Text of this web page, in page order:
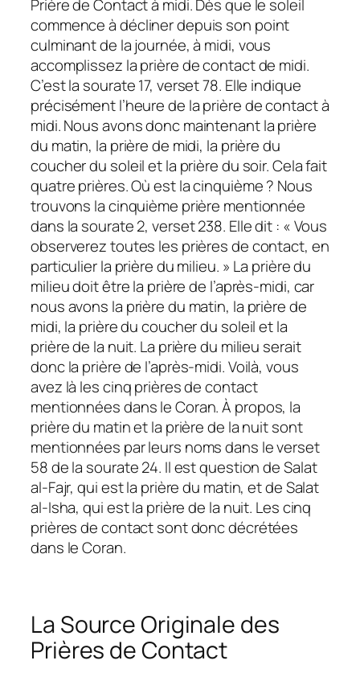
Prière de Contact à midi. Dès que le soleil
commence à décliner depuis son point
culminant de la journée, à midi, vous
accomplissez la prière de contact de midi.
C’est la sourate 17, verset 78. Elle indique
précisément l’heure de la prière de contact à
midi. Nous avons donc maintenant la prière
du matin, la prière de midi, la prière du
coucher du soleil et la prière du soir. Cela fait
quatre prières. Où est la cinquième ? Nous
trouvons la cinquième prière mentionnée
dans la sourate 2, verset 238. Elle dit : « Vous
observerez toutes les prières de contact, en
particulier la prière du milieu. » La prière du
milieu doit être la prière de l’après-midi, car
nous avons la prière du matin, la prière de
midi, la prière du coucher du soleil et la
prière de la nuit. La prière du milieu serait
donc la prière de l’après-midi. Voilà, vous
avez là les cinq prières de contact
mentionnées dans le Coran. À propos, la
prière du matin et la prière de la nuit sont
mentionnées par leurs noms dans le verset
58 de la sourate 24. Il est question de Salat
al-Fajr, qui est la prière du matin, et de Salat
al-Isha, qui est la prière de la nuit. Les cinq
prières de contact sont donc décrétées
dans le Coran.
La Source Originale des
Prières de Contact